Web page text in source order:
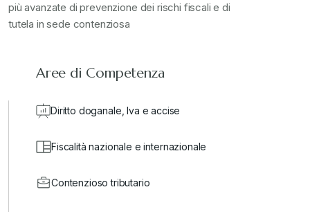
più avanzate di prevenzione dei rischi fiscali e di
tutela in sede contenziosa
Aree di Competenza
Diritto doganale, Iva e accise
Fiscalità nazionale e internazionale
Contenzioso tributario